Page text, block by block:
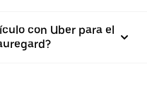
con Uber para el